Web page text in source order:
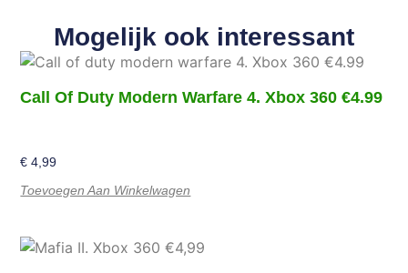
Mogelijk ook interessant
Call Of Duty Modern Warfare 4. Xbox 360 €4.99
€ 4,99
Toevoegen Aan Winkelwagen